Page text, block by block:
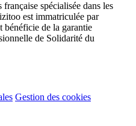
spécialisée dans les
est immatriculée par
bénéficie de la garantie
de Solidarité du
Gestion des cookies